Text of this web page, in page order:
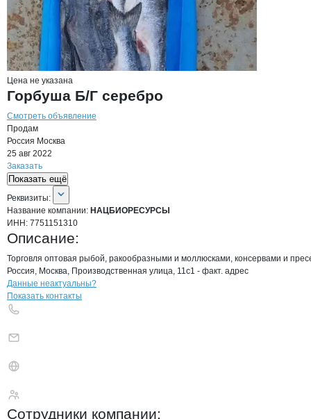
Цена не указана
Горбуша Б/Г серебро
Смотреть объявление
Продам
Россия Москва
25 авг 2022
Заказать
Показать ещё
О компании
Реквизиты
Реквизиты:
Название компании: НАЦБИОРЕСУРСЫ
ИНН: 7751151310
Описание:
Торговля оптовая рыбой, ракообразными и моллюсками, консервами и
Россия, Москва, Производственная улица, 11с1 - факт. адрес
Контактыкомпании
+7(800)000-00-..
Данные неактуальны?
Показать контакты
Сотрудники компании: